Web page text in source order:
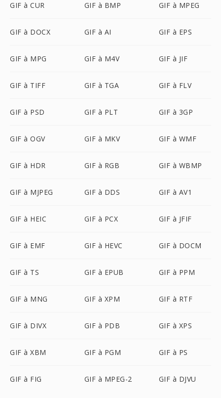
GIF à CUR GIF à BMP GIF à MPEG
GIF à DOCX GIF à AI GIF à EPS
GIF à MPG GIF à M4V GIF à JIF
GIF à TIFF GIF à TGA GIF à FLV
GIF à PSD GIF à PLT GIF à 3GP
GIF à OGV GIF à MKV GIF à WMF
GIF à HDR GIF à RGB GIF à WBMP
GIF à MJPEG GIF à DDS GIF à AV1
GIF à HEIC GIF à PCX GIF à JFIF
GIF à EMF GIF à HEVC GIF à DOCM
GIF à TS GIF à EPUB GIF à PPM
GIF à MNG GIF à XPM GIF à RTF
GIF à DIVX GIF à PDB GIF à XPS
GIF à XBM GIF à PGM GIF à PS
GIF à FIG GIF à MPEG-2 GIF à DJVU